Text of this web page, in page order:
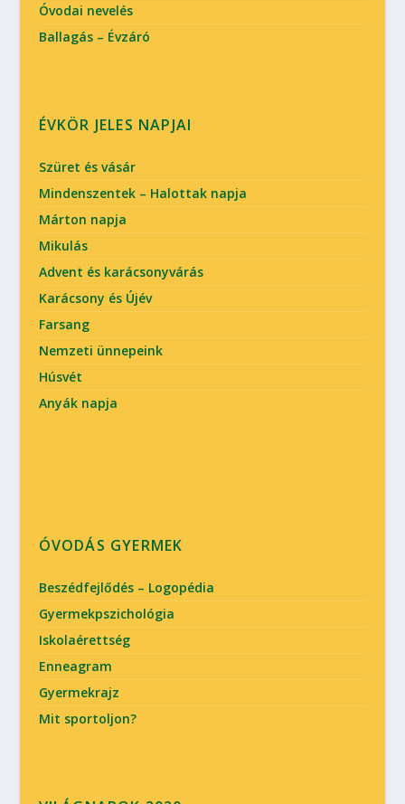
Óvodai nevelés
Ballagás – Évzáró
ÉVKÖR JELES NAPJAI
Szüret és vásár
Mindenszentek – Halottak napja
Márton napja
Mikulás
Advent és karácsonyvárás
Karácsony és Újév
Farsang
Nemzeti ünnepeink
Húsvét
Anyák napja
ÓVODÁS GYERMEK
Beszédfejlődés – Logopédia
Gyermekpszichológia
Iskolaérettség
Enneagram
Gyermekrajz
Mit sportoljon?